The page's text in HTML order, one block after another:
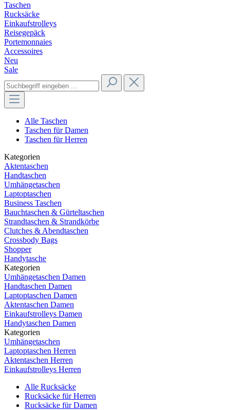
Taschen
Rucksäcke
Einkaufstrolleys
Reisegepäck
Portemonnaies
Accessoires
Neu
Sale
Alle Taschen
Taschen für Damen
Taschen für Herren
Kategorien
Aktentaschen
Handtaschen
Umhängetaschen
Laptoptaschen
Business Taschen
Bauchtaschen & Gürteltaschen
Strandtaschen & Strandkörbe
Clutches & Abendtaschen
Crossbody Bags
Shopper
Handytasche
Kategorien
Umhängetaschen Damen
Handtaschen Damen
Laptoptaschen Damen
Aktentaschen Damen
Einkaufstrolleys Damen
Handytaschen Damen
Kategorien
Umhängetaschen
Laptoptaschen Herren
Aktentaschen Herren
Einkaufstrolleys Herren
Alle Rucksäcke
Rucksäcke für Herren
Rucksäcke für Damen